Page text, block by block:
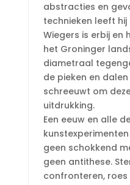
abstracties en
technieken leeft hij
Wiegers is erbij en
het Groninger
diametraal
de pieken en
schreeuwt om
uitdrukking.
Een eeuw en alle
geen schokkend
geen antithese.
confronteren, roes